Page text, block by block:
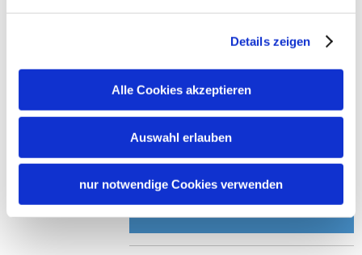
Details zeigen
Alle Cookies akzeptieren
Auswahl erlauben
nur notwendige Cookies verwenden
©
©
Chiemseeblick